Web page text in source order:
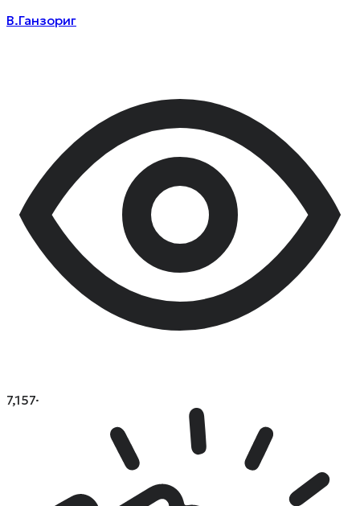
В.Ганзориг
7,157·